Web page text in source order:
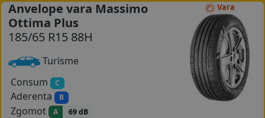
Vara
Anvelope vara Massimo
Ottima Plus
185/65 R15 88H
Turisme
Consum
C
Aderenta B
Zgomot A 69 dB